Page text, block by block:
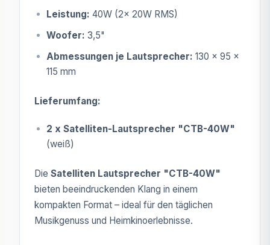
Leistung: 40W (2x 20W RMS)
Woofer: 3,5"
Abmessungen je Lautsprecher: 130 x 95 x
115 mm
Lieferumfang:
2 x Satelliten-Lautsprecher "CTB-40W"
(weiß)
Die Satelliten Lautsprecher "CTB-40W"
bieten beeindruckenden Klang in einem
kompakten Format – ideal für den täglichen
Musikgenuss und Heimkinoerlebnisse.